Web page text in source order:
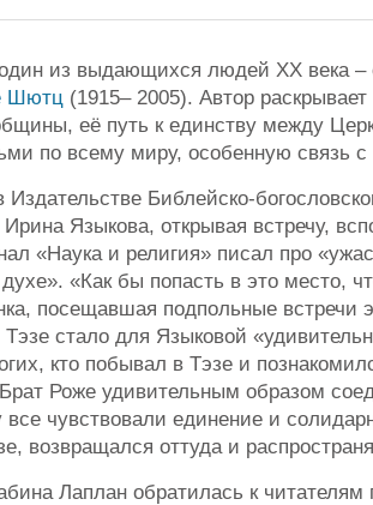
один из выдающихся людей ХХ века –
Шютц (1915– 2005). Автор
её путь к единству между
по всему миру, особенную связь с
Библейско-
Ирина Языкова, открывая встречу,
«Наука и религия» писал про
«Как бы попасть в это место,
посещавшая подпольные
стало для Языковой
кто побывал в Тэзе и
Роже удивительным образом
все чувствовали единение и
возвращался оттуда и
Лаплан обратилась к